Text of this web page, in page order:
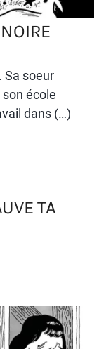
Sa soeur
école
dans (…)
TA